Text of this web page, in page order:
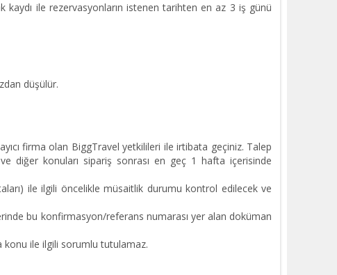
kaydı ile rezervasyonların istenen tarihten en az 3 iş günü
düşülür.
firma olan BiggTravel yetkilileri ile irtibata geçiniz. Talep
diğer konuları sipariş sonrası en geç 1 hafta içerisinde
ile ilgili öncelikle müsaitlik durumu kontrol edilecek ve
bu konfirmasyon/referans numarası yer alan doküman
konu ile ilgili sorumlu tutulamaz.